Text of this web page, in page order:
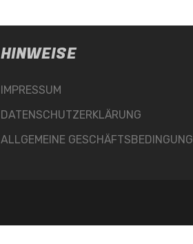
HINWEISE
IMPRESSUM
DATENSCHUTZERKLÄRUNG
ALLGEMEINE GESCHÄFTSBEDINGUNG